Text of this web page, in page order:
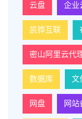
云盘 企业
凯铧互联
密山阿里云代
数据库 文
网盘 网